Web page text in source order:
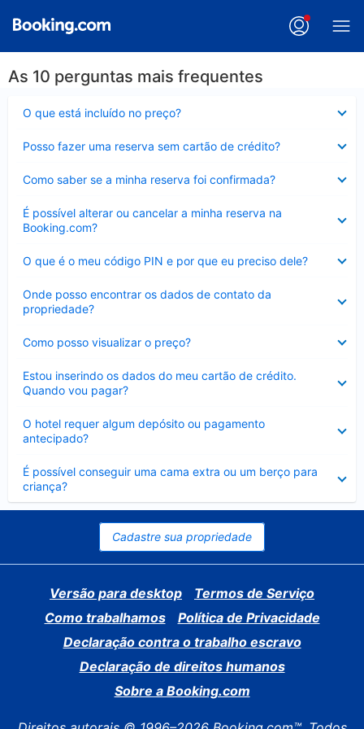
As 10 perguntas mais frequentes
O que está incluído no preço?
Posso fazer uma reserva sem cartão de crédito?
Como saber se a minha reserva foi confirmada?
É possível alterar ou cancelar a minha reserva na
Booking.com?
Contraído
O que é o meu código PIN e por que eu preciso dele?
Onde posso encontrar os dados de contato da
propriedade?
Como posso visualizar o preço?
Estou inserindo os dados do meu cartão de crédito.
Quando vou pagar?
O hotel requer algum depósito ou pagamento
antecipado?
É possível conseguir uma cama extra ou um berço para
criança?
Contraído
Cadastre sua propriedade
Versão para desktop
Termos de Serviço
Como trabalhamos
Política de Privacidade
Declaração contra o trabalho escravo
Declaração de direitos humanos
Sobre a Booking.com